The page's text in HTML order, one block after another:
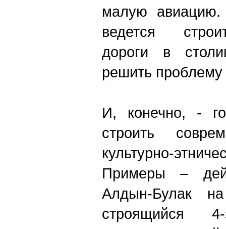
малую
ведется
дороги в
решить проблему
И, конечно, -
строить
культурно-
Примеры –
Алдын-Булак
строящийся 4-